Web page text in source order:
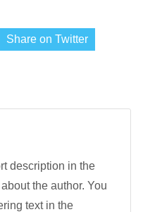
Share on Twitter
description in the
the author. You
text in the